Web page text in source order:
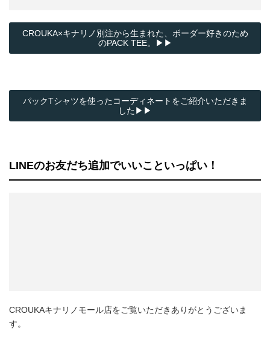
CROUKA×キナリノ別注から生まれた、ボーダー好きのため
のPACK TEE。▶▶
パックTシャツを使ったコーディネートをご紹介いただきま
した▶▶
LINEのお友だち追加でいいこといっぱい！
CROUKAキナリノモール店をご覧いただきありがとうございま
す。